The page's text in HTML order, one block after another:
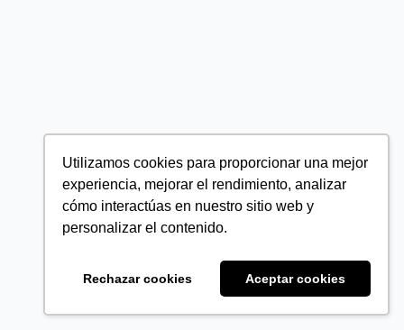
Utilizamos cookies para proporcionar una mejor
experiencia, mejorar el rendimiento, analizar
cómo interactúas en nuestro sitio web y
personalizar el contenido.
Rechazar cookies Aceptar cookies